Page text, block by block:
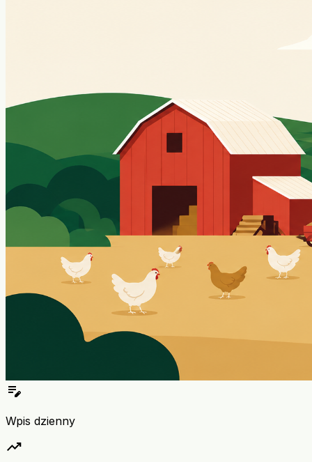
edit_note
Wpis dzienny
trending_up